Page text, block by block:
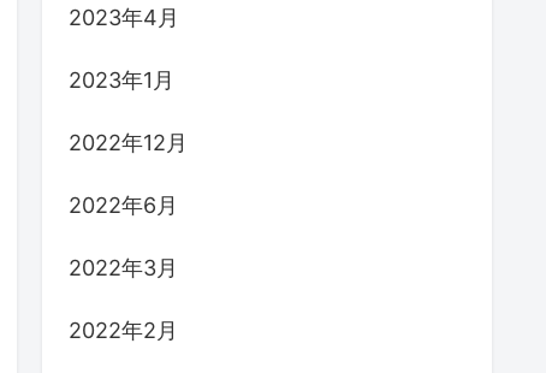
2023年4月
2023年1月
2022年12月
2022年6月
2022年3月
2022年2月